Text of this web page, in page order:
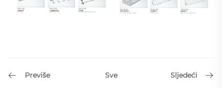
Previše Sve Sljedeći